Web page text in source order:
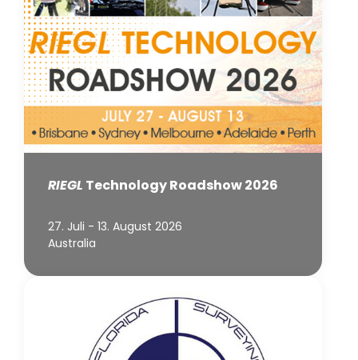
RIEGL Technology Roadshow 2026
27. Juli - 13. August 2026
Australia